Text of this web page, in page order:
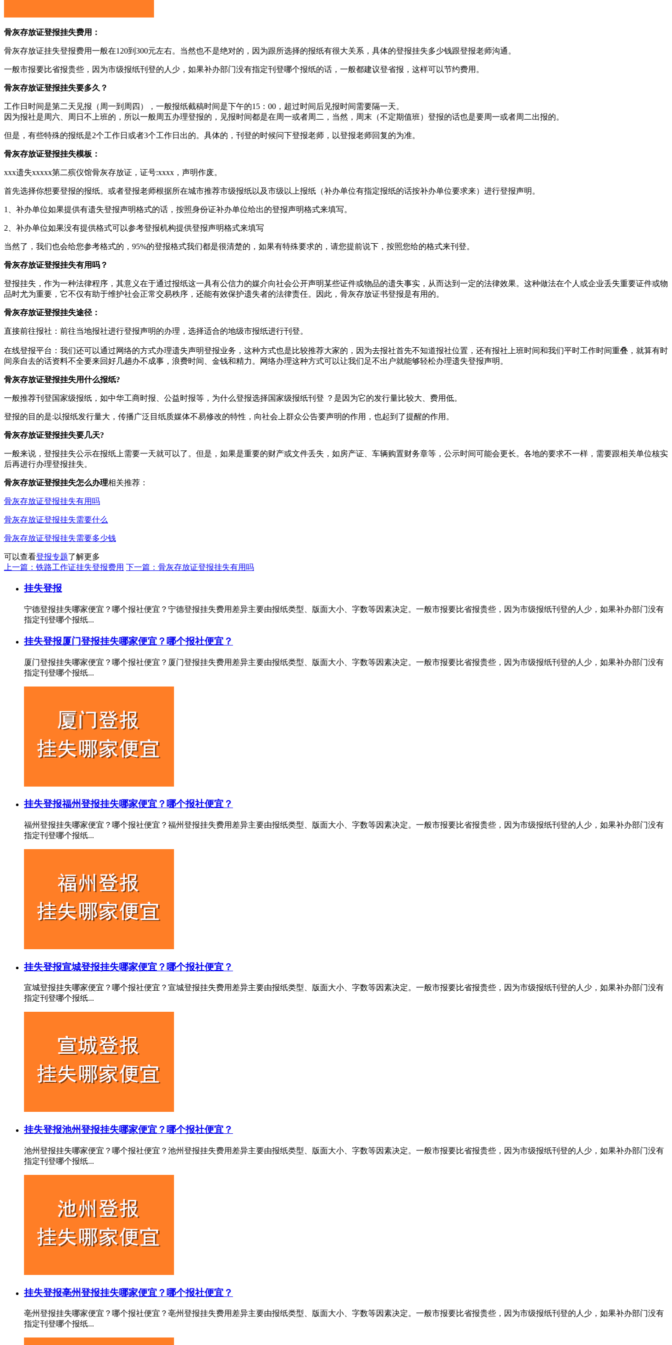
骨灰存放证登报挂失费用：
骨灰存放证挂失登报费用一般在120到300元左右。当然也不是绝对的，因为跟所选择的报纸有很大关系，具体的登报挂失多少钱跟登报老师沟通。
一般市报要比省报贵些，因为市级报纸刊登的人少，如果补办部门没有指定刊登哪个报纸的话，一般都建议登省报，这样可以节约费用。
骨灰存放证登报挂失要多久？
工作日时间是第二天见报（周一到周四），一般报纸截稿时间是下午的15：00，超过时间后见报时间需要隔一天。
因为报社是周六、周日不上班的，所以一般周五办理登报的，见报时间都是在周一或者周二，当然，周末（不定期值班）登报的话也是要周一或者周二出报的。
但是，有些特殊的报纸是2个工作日或者3个工作日出的。具体的，刊登的时候问下登报老师，以登报老师回复的为准。
骨灰存放证登报挂失模板：
xxx遗失xxxxx第二殡仪馆骨灰存放证，证号:xxxx，声明作废。
首先选择你想要登报的报纸。或者登报老师根据所在城市推荐市级报纸以及市级以上报纸（补办单位有指定报纸的话按补办单位要求来）进行登报声明。
1、补办单位如果提供有遗失登报声明格式的话，按照身份证补办单位给出的登报声明格式来填写。
2、补办单位如果没有提供格式可以参考登报机构提供登报声明格式来填写
当然了，我们也会给您参考格式的，95%的登报格式我们都是很清楚的，如果有特殊要求的，请您提前说下，按照您给的格式来刊登。
骨灰存放证登报挂失有用吗？
登报挂失，作为一种法律程序，其意义在于通过报纸这一具有公信力的媒介向社会公开声明某些证件或物品的遗失事实，从而达到一定的法律效果。这种做法在个人或企业丢失重要证件或物
品时尤为重要，它不仅有助于维护社会正常交易秩序，还能有效保护遗失者的法律责任。因此，骨灰存放证书登报是有用的。
骨灰存放证登报挂失途径：
‌直接前往报社‌：‌前往当地报社进行登报声明的办理，‌选择适合的地级市报纸进行刊登。‌
在线登报平台‌：‌我们还可以通过网络的方式办理遗失声明登报业务，这种方式也是比较推荐大家的，因为去报社首先不知道报社位置，还有报社上班时间和我们平时工作时间重叠，就算有时
间亲自去的话资料不全要来回好几趟办不成事，浪费时间、金钱和精力。网络办理这种方式可以让我们足不出户就能够轻松办理遗失登报声明。
骨灰存放证登报挂失用什么报纸?
一般推荐刊登国家级报纸，如中华工商时报、公益时报等，为什么登报选择国家级报纸刊登 ？是因为它的发行量比较大、费用低。
登报的目的是:以报纸发行量大，传播广泛目纸质媒体不易修改的特性，向社会上群众公告要声明的作用，也起到了提醒的作用。
骨灰存放证登报挂失要几天?
一般来说，登报挂失公示在报纸上需要一天就可以了。但是，如果是重要的财产或文件丢失，如房产证、车辆购置财务章等，公示时间可能会更长。各地的要求不一样，需要跟相关单位核实
后再进行办理登报挂失。
骨灰存放证登报挂失怎么办理相关推荐：
骨灰存放证登报挂失有用吗
骨灰存放证登报挂失需要什么
骨灰存放证登报挂失需要多少钱
可以查看登报专题了解更多
上一篇：铁路工作证挂失登报费用 下一篇：骨灰存放证登报挂失有用吗
挂失登报
宁德登报挂失哪家便宜？哪个报社便宜？宁德登报挂失费用差异主要由报纸类型、版面大小、字数等因素决定。一般市报要比省报贵些，因为市级报纸刊登的人少，如果补办部门没有
指定刊登哪个报纸...
挂失登报厦门登报挂失哪家便宜？哪个报社便宜？
厦门登报挂失哪家便宜？哪个报社便宜？厦门登报挂失费用差异主要由报纸类型、版面大小、字数等因素决定。一般市报要比省报贵些，因为市级报纸刊登的人少，如果补办部门没有
指定刊登哪个报纸...
挂失登报福州登报挂失哪家便宜？哪个报社便宜？
福州登报挂失哪家便宜？哪个报社便宜？福州登报挂失费用差异主要由报纸类型、版面大小、字数等因素决定。一般市报要比省报贵些，因为市级报纸刊登的人少，如果补办部门没有
指定刊登哪个报纸...
挂失登报宣城登报挂失哪家便宜？哪个报社便宜？
宣城登报挂失哪家便宜？哪个报社便宜？宣城登报挂失费用差异主要由报纸类型、版面大小、字数等因素决定。一般市报要比省报贵些，因为市级报纸刊登的人少，如果补办部门没有
指定刊登哪个报纸...
挂失登报池州登报挂失哪家便宜？哪个报社便宜？
池州登报挂失哪家便宜？哪个报社便宜？池州登报挂失费用差异主要由报纸类型、版面大小、字数等因素决定。一般市报要比省报贵些，因为市级报纸刊登的人少，如果补办部门没有
指定刊登哪个报纸...
挂失登报亳州登报挂失哪家便宜？哪个报社便宜？
亳州登报挂失哪家便宜？哪个报社便宜？亳州登报挂失费用差异主要由报纸类型、版面大小、字数等因素决定。一般市报要比省报贵些，因为市级报纸刊登的人少，如果补办部门没有
指定刊登哪个报纸...